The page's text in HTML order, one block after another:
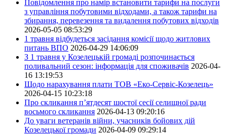
Повідомлення про намір встановити тарифи на послуги
з управління побутовими відходами, а також тарифи на
збирання, перевезення та видалення побутових відходів
2026-05-05 08:53:29
1 травня відбудеться засідання комісії щодо житлових
питань ВПО 2026-04-29 14:06:09
З 1 травня у Козелецькій громаді розпочинається
поливальний сезон: інформація для споживачів 2026-04-
16 13:19:53
Щодо нарахування плати ТОВ «Еко-Сервіс-Козелець»
2026-04-15 10:23:18
Про скликання п’ятдесят шостої сесії селищної ради
восьмого скликання 2026-04-13 09:20:16
До уваги ветеранів війни, учасників бойових дій
Козелецької громади 2026-04-09 09:29:14